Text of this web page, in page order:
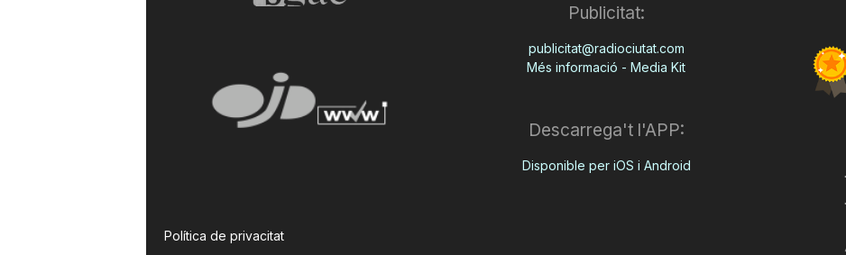
Política de privacitat
Publicitat:
publicitat@radiociutat.com
Més informació - Media Kit
Descarrega't l'APP:
Disponible per iOS i Android